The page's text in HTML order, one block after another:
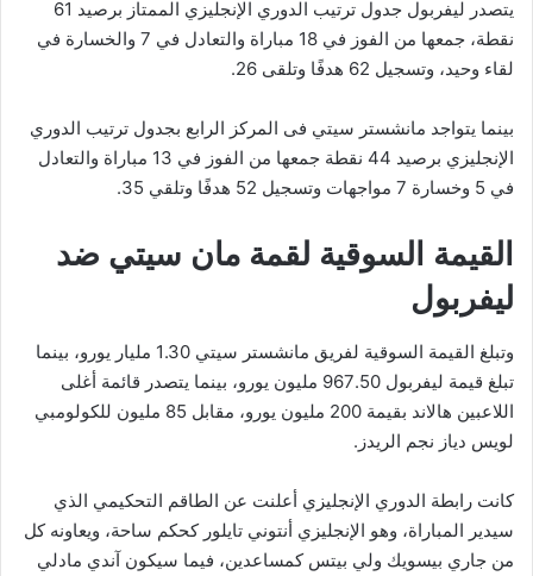
يتصدر ليفربول جدول ترتيب الدوري الإنجليزي الممتاز برصيد 61
نقطة، جمعها من الفوز في 18 مباراة والتعادل في 7 والخسارة في
لقاء وحيد، وتسجيل 62 هدفًا وتلقى 26.
بينما يتواجد مانشستر سيتي فى المركز الرابع بجدول ترتيب الدوري
الإنجليزي برصيد 44 نقطة جمعها من الفوز في 13 مباراة والتعادل
في 5 وخسارة 7 مواجهات وتسجيل 52 هدفًا وتلقي 35.
القيمة السوقية لقمة مان سيتي ضد
ليفربول
وتبلغ القيمة السوقية لفريق مانشستر سيتي 1.30 مليار يورو، بينما
تبلغ قيمة ليفربول 967.50 مليون يورو، بينما يتصدر قائمة أغلى
اللاعبين هالاند بقيمة 200 مليون يورو، مقابل 85 مليون للكولومبي
لويس دياز نجم الريدز.
كانت رابطة الدوري الإنجليزي أعلنت عن الطاقم التحكيمي الذي
سيدير المباراة، وهو الإنجليزي أنتوني تايلور كحكم ساحة، ويعاونه كل
من جاري بيسويك ولي بيتس كمساعدين، فيما سيكون آندي مادلي